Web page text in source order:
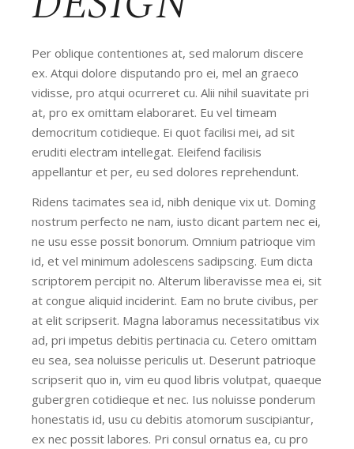
Per oblique contentiones at, sed malorum discere
ex. Atqui dolore disputando pro ei, mel an graeco
vidisse, pro atqui ocurreret cu. Alii nihil suavitate pri
at, pro ex omittam elaboraret. Eu vel timeam
democritum cotidieque. Ei quot facilisi mei, ad sit
eruditi electram intellegat. Eleifend facilisis
appellantur et per, eu sed dolores reprehendunt.
Ridens tacimates sea id, nibh denique vix ut. Doming
nostrum perfecto ne nam, iusto dicant partem nec ei,
ne usu esse possit bonorum. Omnium patrioque vim
id, et vel minimum adolescens sadipscing. Eum dicta
scriptorem percipit no. Alterum liberavisse mea ei, sit
at congue aliquid inciderint. Eam no brute civibus, per
at elit scripserit. Magna laboramus necessitatibus vix
ad, pri impetus debitis pertinacia cu. Cetero omittam
eu sea, sea noluisse periculis ut. Deserunt patrioque
scripserit quo in, vim eu quod libris volutpat, quaeque
gubergren cotidieque et nec. Ius noluisse ponderum
honestatis id, usu cu debitis atomorum suscipiantur,
ex nec possit labores. Pri consul ornatus ea, cu pro